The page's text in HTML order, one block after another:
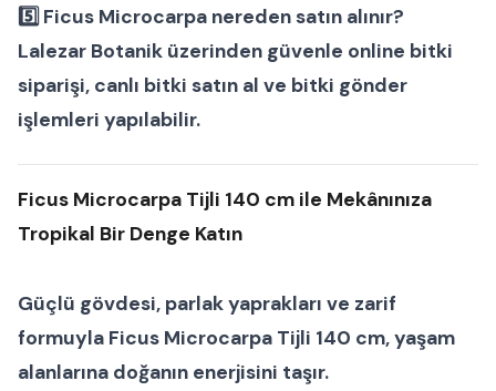
5️⃣ Ficus Microcarpa nereden satın alınır?
Lalezar Botanik üzerinden güvenle online bitki
siparişi, canlı bitki satın al ve bitki gönder
işlemleri yapılabilir.
Ficus Microcarpa Tijli 140 cm ile Mekânınıza
Tropikal Bir Denge Katın
Güçlü gövdesi, parlak yaprakları ve zarif
formuyla Ficus Microcarpa Tijli 140 cm, yaşam
alanlarına doğanın enerjisini taşır.